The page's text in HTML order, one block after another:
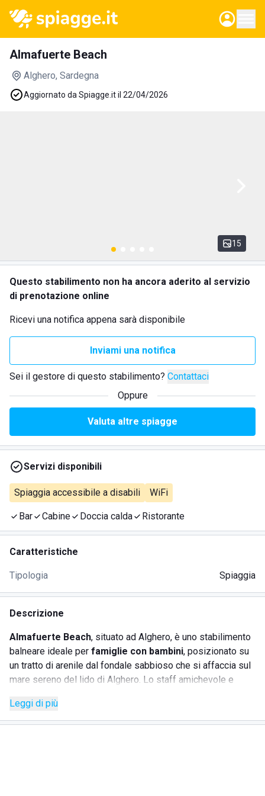
Almafuerte Beach
Alghero, Sardegna
Aggiornato da Spiagge.it il 22/04/2026
15
Questo stabilimento non ha ancora aderito al servizio
di prenotazione online
Ricevi una notifica appena sarà disponibile
Inviami una notifica
Sei il gestore di questo stabilimento? Contattaci
Oppure
Valuta altre spiagge
Servizi disponibili
Spiaggia accessibile a disabili WiFi
Bar Cabine Doccia calda Ristorante
Caratteristiche
Tipologia Spiaggia
Descrizione
Almafuerte Beach, situato ad Alghero, è uno stabilimento
balneare ideale per famiglie con bambini, posizionato su
un tratto di arenile dal fondale sabbioso che si affaccia sul
mare sereno del lido di Alghero. Lo staff amichevole e
accogliente, perfetta per una vacanza rilassante per tutta la
famiglia. Lostabilimento balneareoffre una serie di
Leggi di più